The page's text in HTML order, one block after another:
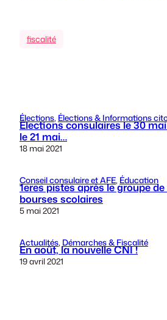
fiscalité
Élections, Élections & Informations
Élections consulaires le 30
le 21 mai…
18 mai 2021
Conseil consulaire et AFE, Éducation
1eres pistes après le groupe
bourses scolaires
5 mai 2021
Actualités, Démarches & Fiscalité
En août, la nouvelle CNI !
19 avril 2021